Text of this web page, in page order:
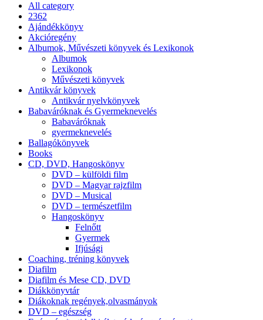
All category
2362
Ajándékkönyv
Akcióregény
Albumok, Művészeti könyvek és Lexikonok
Albumok
Lexikonok
Művészeti könyvek
Antikvár könyvek
Antikvár nyelvkönyvek
Babaváróknak és Gyermeknevelés
Babaváróknak
gyermeknevelés
Ballagókönyvek
Books
CD, DVD, Hangoskönyv
DVD – külföldi film
DVD – Magyar rajzfilm
DVD – Musical
DVD – természetfilm
Hangoskönyv
Felnőtt
Gyermek
Ifjúsági
Coaching, tréning könyvek
Diafilm
Diafilm és Mese CD, DVD
Diákkönyvtár
Diákoknak regények,olvasmányok
DVD – egészség